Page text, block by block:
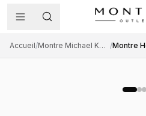
Accueil/ Montre Michael Kors homme /